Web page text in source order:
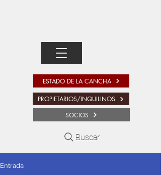
SOCIOS
ESTADO DE LA CANCHA
PROPIETARIOS/INQUILINOS
Buscar
Entrada